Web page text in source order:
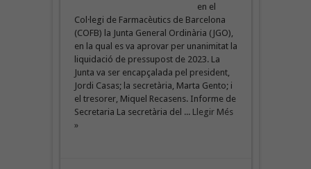
en el
Col·legi de Farmacèutics de Barcelona
(COFB) la Junta General Ordinària (JGO),
en la qual es va aprovar per unanimitat la
liquidació de pressupost de 2023. La
Junta va ser encapçalada pel president,
Jordi Casas; la secretària, Marta Gento; i
el tresorer, Miquel Recasens. Informe de
Secretaria La secretària del ... Llegir Més
»